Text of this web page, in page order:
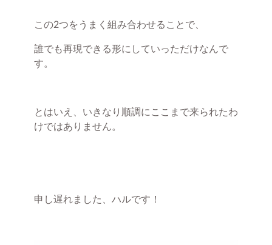
この2つをうまく組み合わせることで、
誰でも再現できる形にしていっただけなんで
す。
とはいえ、いきなり順調にここまで来られたわ
けではありません。
申し遅れました、ハルです！